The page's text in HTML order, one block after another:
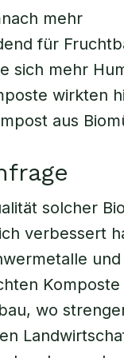
mehr
für
sich mehr
wirkten
aus
solcher
verbessert
und
wo